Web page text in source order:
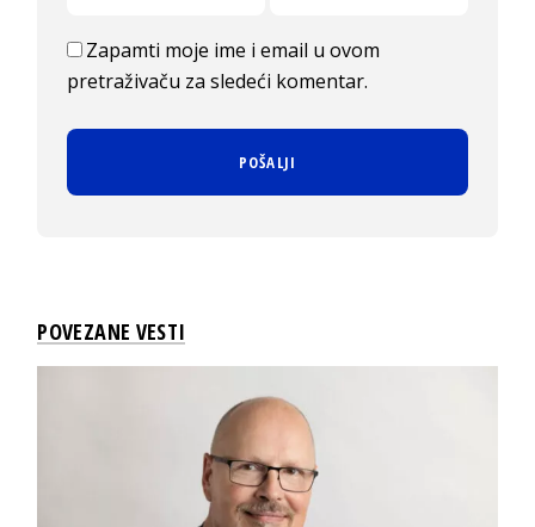
Zapamti moje ime i email u ovom
pretraživaču za sledeći komentar.
POVEZANE VESTI